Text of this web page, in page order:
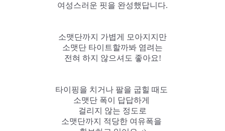
여성스러운 핏을 완성했답니다.
소맷단까지 가볍게 모아지지만
소맷단 타이트할까봐 염려는
전혀 하지 않으셔도 좋아요!
타이핑을 치거나 팔을 굽힐 때도
소맷단 폭이 답답하게
걸리지 않는 정도로
소맷단까지 적당한 여유폭을